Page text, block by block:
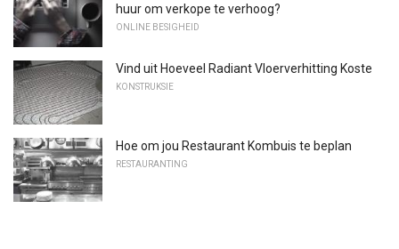
huur om verkope te verhoog?
ONLINE BESIGHEID
Vind uit Hoeveel Radiant Vloerverhitting Koste
KONSTRUKSIE
Hoe om jou Restaurant Kombuis te beplan
RESTAURANTING